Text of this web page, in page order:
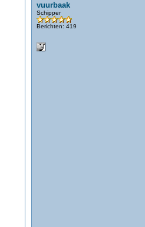
vuurbaak
Schipper
Berichten: 419